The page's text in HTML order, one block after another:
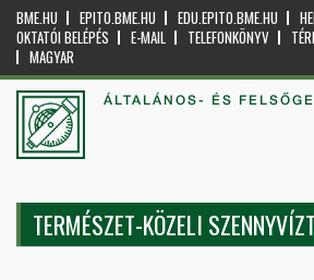
BME.HU EPITO.BME.HU EDU.EPITO.BME.HU
OKTATÓI BELÉPÉS
E-MAIL TELEFONKÖNYV
MAGYAR
ÁLTALÁNOS- ÉS
TERMÉSZET-KÖZELI